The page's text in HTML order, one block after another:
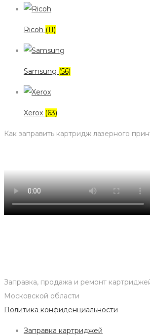
Ricoh (11)
Samsung (56)
Xerox (63)
Как заправить картридж лазерного
Заправка, продажа и ремонт
Московской области
Политика конфиденциальности
Заправка картриджей